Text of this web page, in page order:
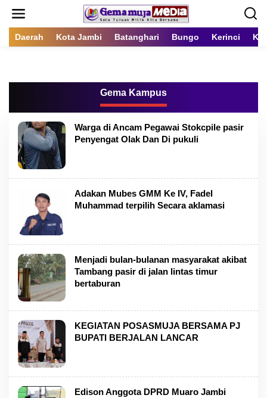
Daerah Kota Jambi Batanghari Bungo Kerinci
Gema Kampus
Warga di Ancam Pegawai Stokcpile pasir
Penyengat Olak Dan Di pukuli
Adakan Mubes GMM Ke IV, Fadel
Muhammad terpilih Secara aklamasi
Menjadi bulan-bulanan masyarakat akibat
Tambang pasir di jalan lintas timur
bertaburan
KEGIATAN POSASMUJA BERSAMA PJ
BUPATI BERJALAN LANCAR
Edison Anggota DPRD Muaro Jambi